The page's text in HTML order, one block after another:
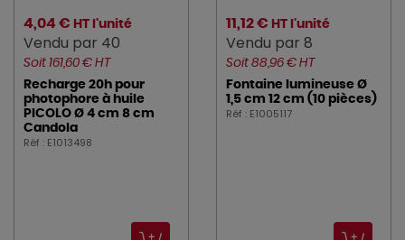
4,04 € HT l'unité
Vendu par 40
Soit 161,60 € HT
Recharge 20h pour
photophore à huile
PICOLO Ø 4 cm 8 cm
Candola
Réf : E1013498
11,12 € HT l'unité
Vendu par 8
Soit 88,96 € HT
Fontaine lumineuse Ø
1,5 cm 12 cm (10 pièces)
Réf : E1005117